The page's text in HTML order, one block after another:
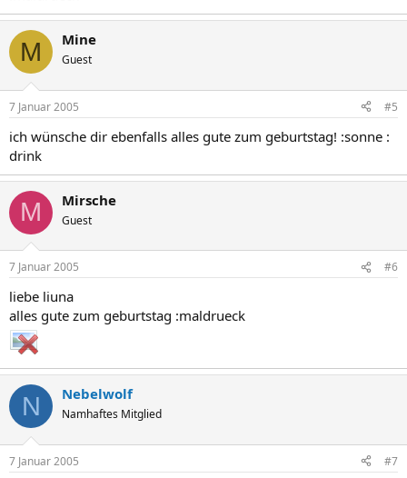
M Mine
Guest
7 Januar 2005 #5
ich wünsche dir ebenfalls alles gute zum geburtstag! :sonne :
drink
M Mirsche
Guest
7 Januar 2005 #6
liebe liuna
alles gute zum geburtstag :maldrueck
N Nebelwolf
Namhaftes Mitglied
7 Januar 2005 #7